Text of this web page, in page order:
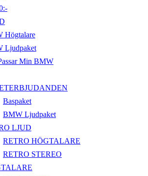
Högtalare
Ljudpaket
Min BMW
Baspaket
BMW Ljudpaket
LJUD
RETRO HÖGTALARE
RETRO STEREO